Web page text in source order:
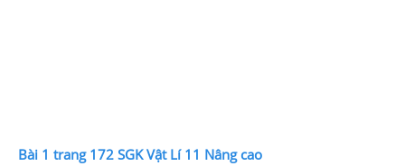
Bài 1 trang 172 SGK Vật Lí 11 Nâng cao